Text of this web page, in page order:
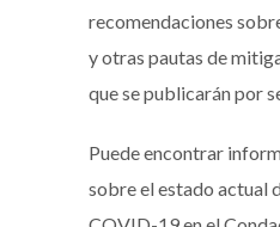
recomendaciones
y otras pautas de
que se publicarán por
Puede encontrar
sobre el estado actual